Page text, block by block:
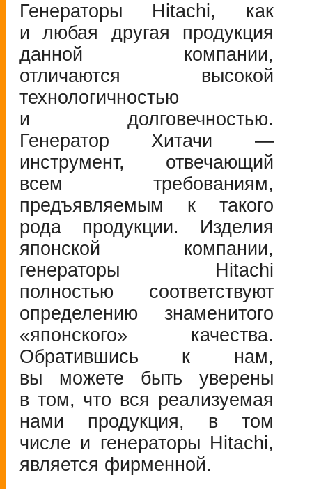
Генераторы Hitachi, как
и любая другая продукция
данной компании,
отличаются высокой
технологичностью
и долговечностью.
Генератор Хитачи —
инструмент, отвечающий
всем требованиям,
предъявляемым к такого
рода продукции. Изделия
японской компании,
генераторы Hitachi
полностью соответствуют
определению знаменитого
«японского» качества.
Обратившись к нам,
вы можете быть уверены
в том, что вся реализуемая
нами продукция, в том
числе и генераторы Hitachi,
является фирменной.